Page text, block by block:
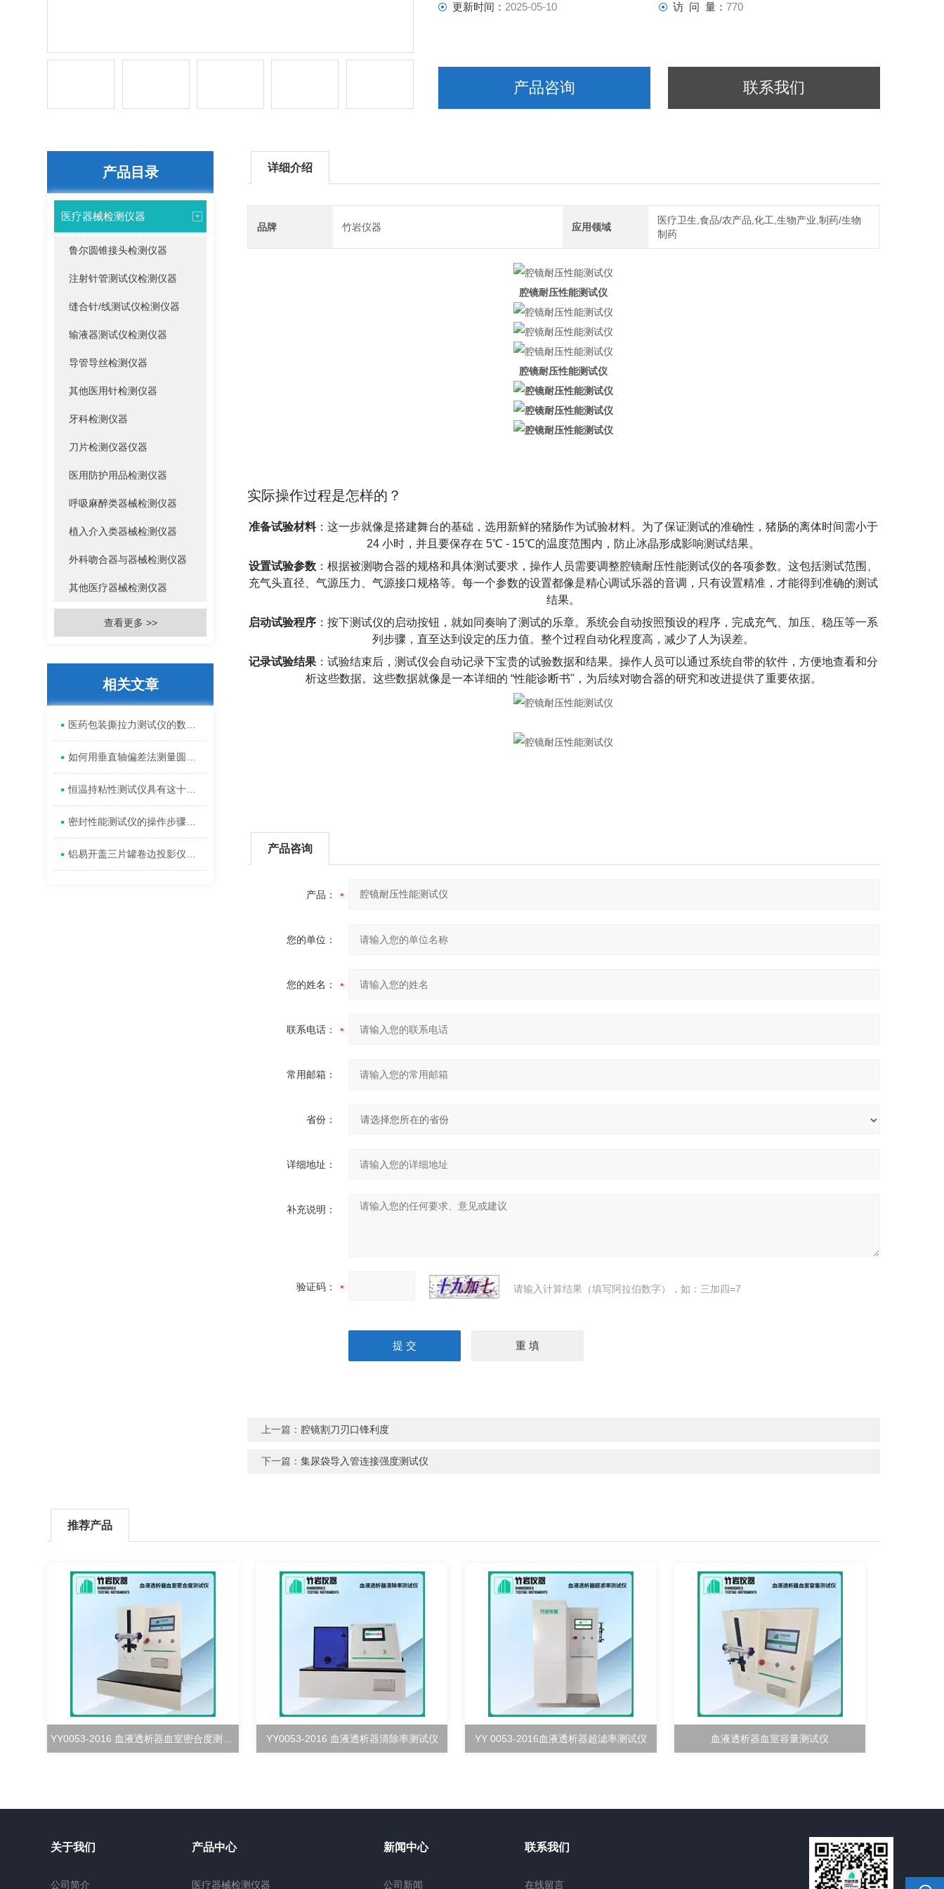
更新时间： 2025-05-10 访 问 量：770
产品咨询 联系我们
详细介绍
品牌 竹岩仪器 应用领域
医疗卫生,食品/农产品,化工,生物产业,制药/生物
制药
腔镜耐压性能测试仪
腔镜耐压性能测试仪
实际操作过程是怎样的？
准备试验材料：这一步就像是搭建舞台的基础，选用新鲜的猪肠作为试验材料。为了保证测试的准确性，猪肠的离体时间需小于
24 小时，并且要保存在 5℃ - 15℃的温度范围内，防止冰晶形成影响测试结果。
设置试验参数 ：根据被测吻合器的规格和具体测试要求，操作人员需要调整腔镜耐压性能测试仪的各项参数。这包括测试范围、
充气头直径、气源压力、气源接口规格等。每一个参数的设置都像是精心调试乐器的音调，只有设置精准，才能得到准确的测试
结果。
启动试验程序 ：按下测试仪的启动按钮，就如同奏响了测试的乐章。系统会自动按照预设的程序，完成充气、加压、稳压等一系
列步骤，直至达到设定的压力值。整个过程自动化程度高，减少了人为误差。
记录试验结果 ：试验结束后，测试仪会自动记录下宝贵的试验数据和结果。操作人员可以通过系统自带的软件，方便地查看和分
析这些数据。这些数据就像是一本详细的 “性能诊断书"，为后续对吻合器的研究和改进提供了重要依据。
产品咨询
产品：
您的单位：
您的姓名：
联系电话：
常用邮箱：
省份：
详细地址：
补充说明：
验证码： 请输入计算结果（填写阿拉伯数字），如：三加四=7
上一篇： 腔镜割刀刃口锋利度
下一篇： 集尿袋导入管连接强度测试仪
产品目录
医疗器械检测仪器
鲁尔圆锥接头检测仪器
注射针管测试仪检测仪器
缝合针/线测试仪检测仪器
输液器测试仪检测仪器
导管导丝检测仪器
其他医用针检测仪器
牙科检测仪器
刀片检测仪器仪器
医用防护用品检测仪器
呼吸麻醉类器械检测仪器
植入介入类器械检测仪器
外科吻合器与器械检测仪器
其他医疗器械检测仪器
查看更多 >>
相关文章
推荐产品
YY0053-2016 血液透析器清除率测试仪 YY 0053-2016血液透析器超滤率测试仪 血液透析器血室容量测试仪
关于我们
公司简介
产品中心
医疗器械检测仪器
新闻中心
公司新闻
联系我们
在线留言